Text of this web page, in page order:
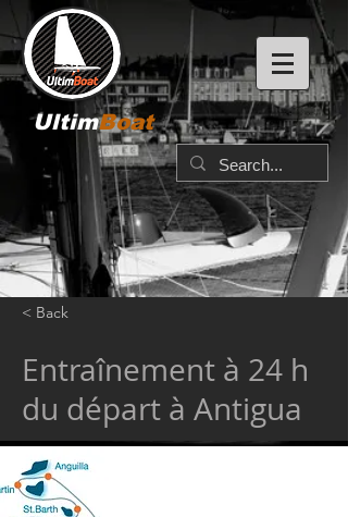
UltimBoat
< Back
Entraînement à 24 h
du départ à Antigua